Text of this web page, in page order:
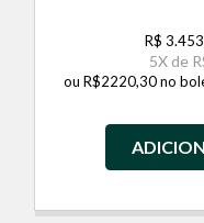
R$
5X de
ou R$2220,30 no